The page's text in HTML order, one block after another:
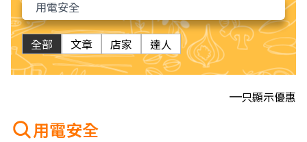
全部 文章 店家 達人
只顯示優惠
用電安全